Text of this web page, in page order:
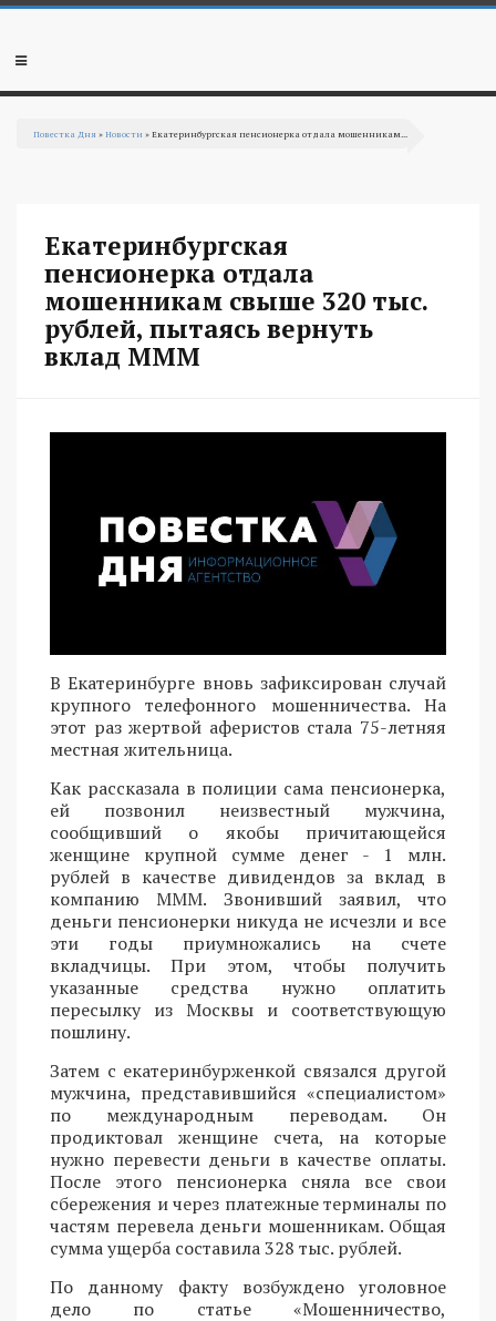
Перейти к основному содержанию
Мобильное
Повестка Дня »Новости » Екатеринбургская пенсионерка отдала мошенникам...
Екатеринбургская
пенсионерка отдала
мошенникам свыше 320 тыс.
рублей, пытаясь вернуть
вклад МММ
В Екатеринбурге вновь зафиксирован случай
крупного телефонного мошенничества. На
этот раз жертвой аферистов стала 75-летняя
местная жительница.
Как рассказала в полиции сама пенсионерка,
ей позвонил неизвестный мужчина,
сообщивший о якобы причитающейся
женщине крупной сумме денег - 1 млн.
рублей в качестве дивидендов за вклад в
компанию МММ. Звонивший заявил, что
деньги пенсионерки никуда не исчезли и все
эти годы приумножались на счете
вкладчицы. При этом, чтобы получить
указанные средства нужно оплатить
пересылку из Москвы и соответствующую
пошлину.
Затем с екатеринбурженкой связался другой
мужчина, представившийся «специалистом»
по международным переводам. Он
продиктовал женщине счета, на которые
нужно перевести деньги в качестве оплаты.
После этого пенсионерка сняла все свои
сбережения и через платежные терминалы по
частям перевела деньги мошенникам. Общая
сумма ущерба составила 328 тыс. рублей.
По данному факту возбуждено уголовное
дело по статье «Мошенничество,